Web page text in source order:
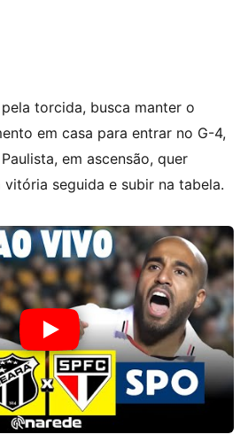
torcida, busca manter o
em casa para entrar no G-4,
em ascensão, quer
seguida e subir na tabela.